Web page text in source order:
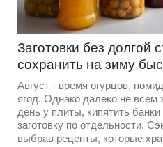
Заготовки без долгой
сохранить на зиму
Август - время огурцов,
ягод. Однако далеко не всем
день у плиты, кипятить
заготовку по отдельности.
выбрав рецепты, которые